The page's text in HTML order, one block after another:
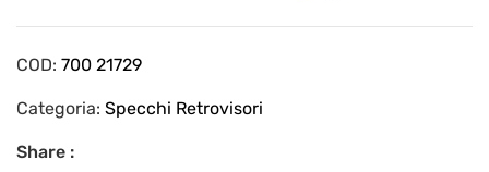
COD: 700 21729
Categoria: Specchi Retrovisori
Share :